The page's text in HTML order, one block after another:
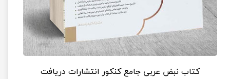
کتاب نبض عربی جامع کنکور انتشارات دریافت